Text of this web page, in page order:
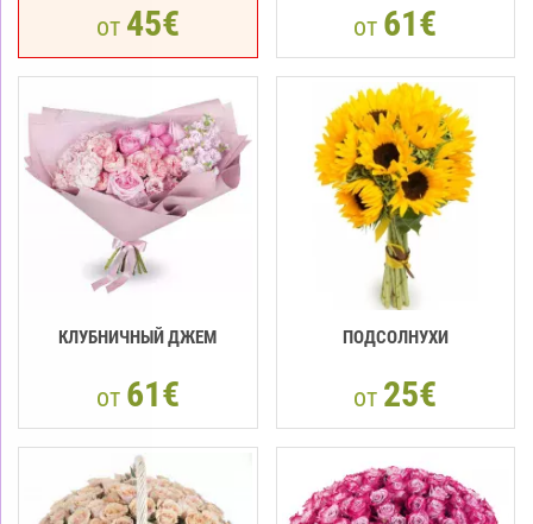
от 45€ от 61€
КЛУБНИЧНЫЙ ДЖЕМ
от 61€
ПОДСОЛНУХИ
от 25€